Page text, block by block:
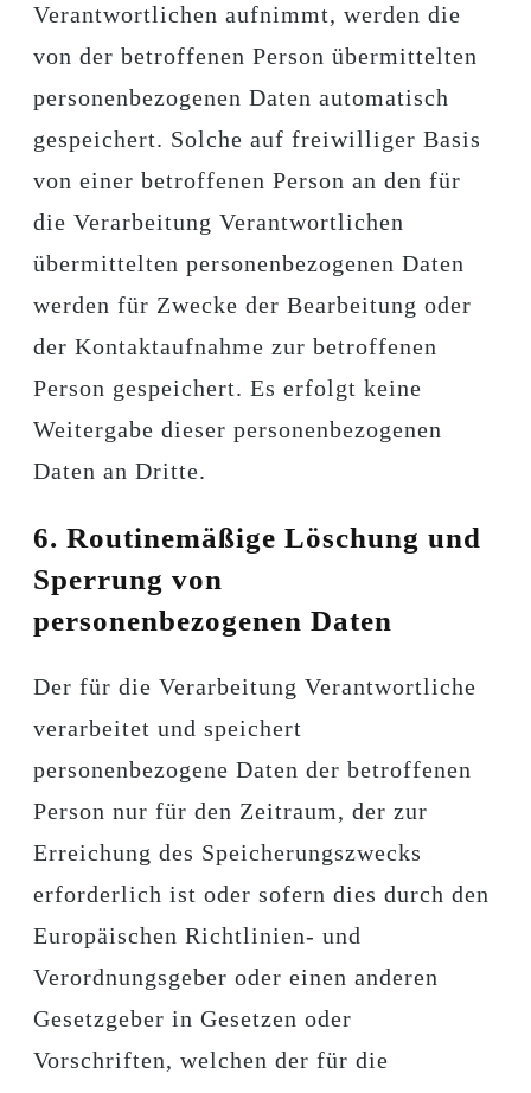
Verantwortlichen aufnimmt, werden die
von der betroffenen Person übermittelten
personenbezogenen Daten automatisch
gespeichert. Solche auf freiwilliger Basis
von einer betroffenen Person an den für
die Verarbeitung Verantwortlichen
übermittelten personenbezogenen Daten
werden für Zwecke der Bearbeitung oder
der Kontaktaufnahme zur betroffenen
Person gespeichert. Es erfolgt keine
Weitergabe dieser personenbezogenen
Daten an Dritte.
6. Routinemäßige Löschung und
Sperrung von
personenbezogenen Daten
Der für die Verarbeitung Verantwortliche
verarbeitet und speichert
personenbezogene Daten der betroffenen
Person nur für den Zeitraum, der zur
Erreichung des Speicherungszwecks
erforderlich ist oder sofern dies durch den
Europäischen Richtlinien- und
Verordnungsgeber oder einen anderen
Gesetzgeber in Gesetzen oder
Vorschriften, welchen der für die